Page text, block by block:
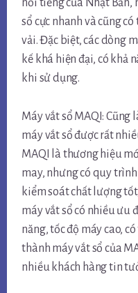
nổi tiếng của Nhật Bản,
sổ cực nhanh và cũng
vải. Đặc biệt, các dòng
kế khá hiện đại, có khả
khi sử dụng.
Máy vắt sổ MAQI:
máy vắt sổ được rất
MAQI là thương hiệu
may, nhưng có quy
kiểm soát chất lượng
máy vắt sổ có nhiều ưu
năng, tốc độ máy cao,
thành máy vắt sổ của
nhiều khách hàng tin